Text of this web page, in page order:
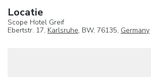
Locatie
Scope Hotel Greif
Ebertstr. 17, Karlsruhe, BW, 76135, Germany